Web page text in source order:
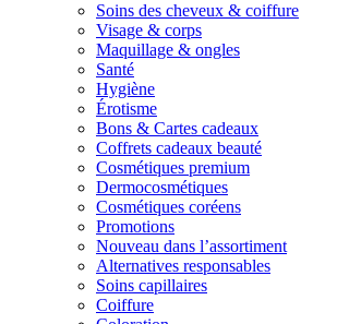
Soins des cheveux & coiffure
Visage & corps
Maquillage & ongles
Santé
Hygiène
Érotisme
Bons & Cartes cadeaux
Coffrets cadeaux beauté
Cosmétiques premium
Dermocosmétiques
Cosmétiques coréens
Promotions
Nouveau dans l’assortiment
Alternatives responsables
Soins capillaires
Coiffure